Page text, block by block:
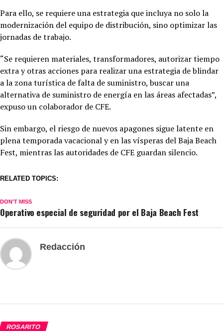
Para ello, se requiere una estrategia que incluya no solo la
modernización del equipo de distribución, sino optimizar las
jornadas de trabajo.
“Se requieren materiales, transformadores, autorizar tiempo
extra y otras acciones para realizar una estrategia de blindar
a la zona turística de falta de suministro, buscar una
alternativa de suministro de energía en las áreas afectadas”,
expuso un colaborador de CFE.
Sin embargo, el riesgo de nuevos apagones sigue latente en
plena temporada vacacional y en las vísperas del Baja Beach
Fest, mientras las autoridades de CFE guardan silencio.
RELATED TOPICS:
DON'T MISS
Operativo especial de seguridad por el Baja Beach Fest
Redacción
ROSARITO